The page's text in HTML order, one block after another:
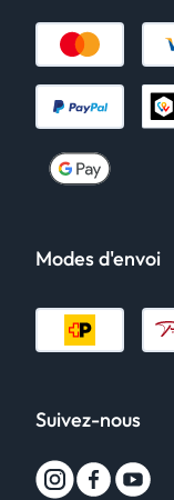
Modes d'envoi
Suivez-nous